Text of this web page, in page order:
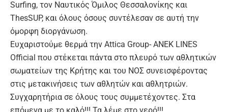
Surfing, τον Ναυτικός Όμιλος Θεσσαλονίκης και
ThesSUP, και όλους όσους συντέλεσαν σε αυτή την
όμορφη διοργάνωση.
Ευχαριστούμε θερμά την Attica Group- ANEK LINES
Οfficial που στέκεται πάντα στο πλευρό των αθλητικών
σωματείων της Κρήτης και του ΝΟΣ συνεισφέροντας
στις μετακινήσεις των αθλητών και αθλητριών.
Συγχαρητήρια σε όλους τους συμμετέχοντες. Στα
επόμενα με το καλό!!! Τα λέμε στο νερό!!!